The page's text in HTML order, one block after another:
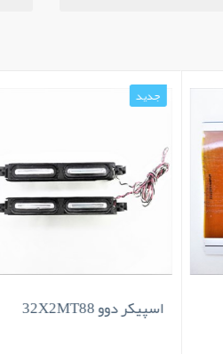
جدید
اسپیکر دوو 32X2MT88